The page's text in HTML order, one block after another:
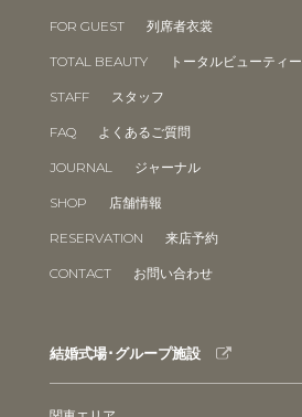
FOR GUEST 列席者衣裳
TOTAL BEAUTY トータルビューティー
STAFF スタッフ
FAQ よくあるご質問
JOURNAL ジャーナル
SHOP 店舗情報
RESERVATION 来店予約
CONTACT お問い合わせ
結婚式場･グループ施設